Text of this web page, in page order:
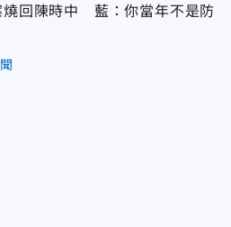
燒回陳時中 藍：你當年不是防